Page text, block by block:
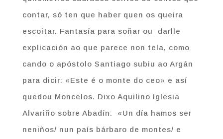
contar, só ten que haber quen os queira
escoitar. Fantasía para soñar ou darlle
explicación ao que parece non tela, como
cando o apóstolo Santiago subiu ao Argán
para dicir: «Este é o monte do ceo» e así
quedou Moncelos. Dixo Aquilino Iglesia
Alvariño sobre Abadín: «Un día hamos ser
neniños/ nun país bárbaro de montes/ e